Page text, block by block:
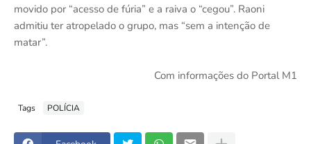
movido por “acesso de fúria” e a raiva o “cegou”. Raoni
admitiu ter atropelado o grupo, mas “sem a intenção de
matar”.
Com informações do Portal M1
Tags POLÍCIA